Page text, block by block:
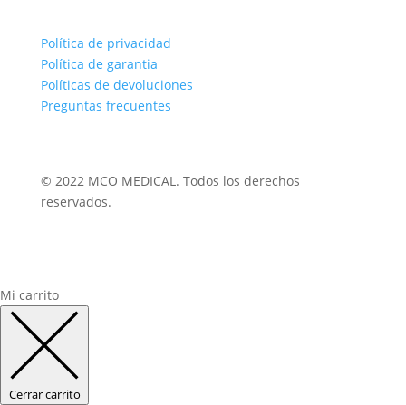
Política de privacidad
Política de garantia
Políticas de devoluciones
Preguntas frecuentes
© 2022 MCO MEDICAL. Todos los derechos
reservados.
Mi carrito
Cerrar carrito